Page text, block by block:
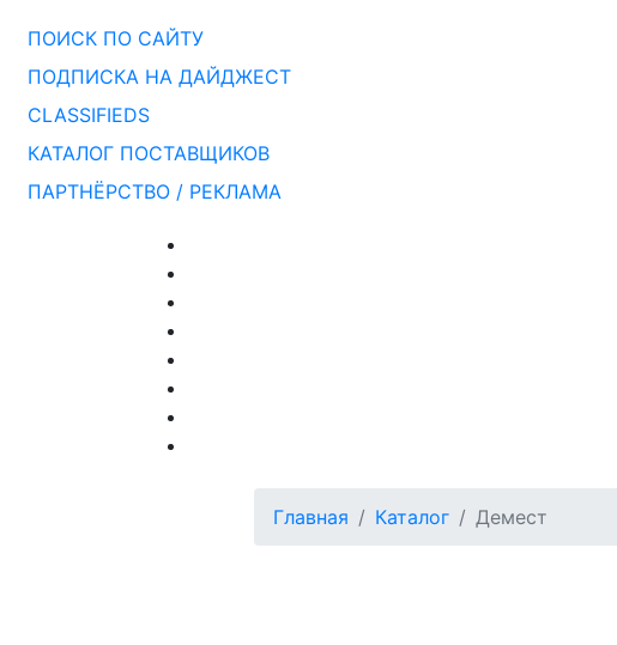
ПОИСК ПО САЙТУ
ПОДПИСКА НА ДАЙДЖЕСТ
CLASSIFIEDS
КАТАЛОГ ПОСТАВЩИКОВ
ПАРТНЁРСТВО / РЕКЛАМА
Главная Каталог Демест